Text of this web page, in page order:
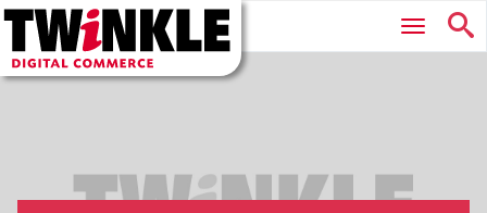
Twinkle
Digital
Commerce
Hoofdmenu